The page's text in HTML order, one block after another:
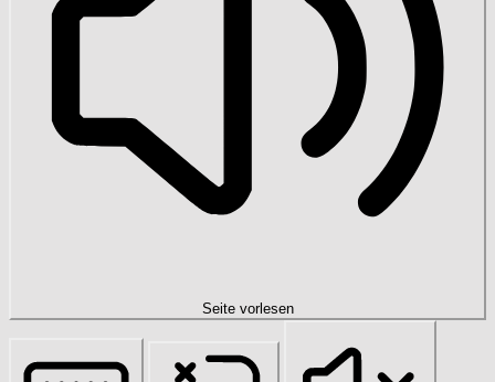
Seite vorlesen